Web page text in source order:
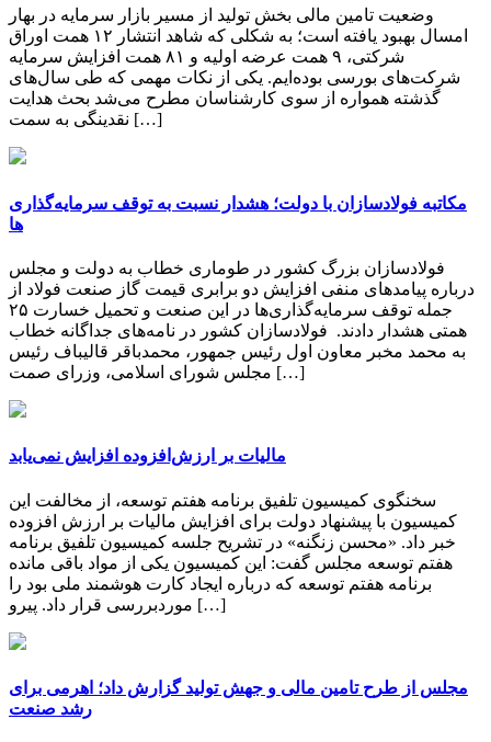
وضعیت تامین مالی بخش تولید از مسیر بازار سرمایه در بهار
امسال بهبود یافته است؛ به شکلی که شاهد انتشار ۱۲ همت اوراق
شرکتی، ۹ همت عرضه اولیه و ۸۱ همت افزایش سرمایه
شرکت‌های بورسی بوده‌ایم. یکی از نکات مهمی که طی سال‌های
گذشته همواره از سوی کارشناسان مطرح می‌شد بحث هدایت
نقدینگی به سمت […]
مکاتبه فولادسازان با دولت؛ هشدار نسبت به توقف سرمایه‌گذاری‌
ها
فولادسازان بزرگ کشور در طوماری خطاب به دولت و مجلس
درباره پیامدهای منفی افزایش دو برابری قیمت گاز صنعت فولاد از
جمله توقف سرمایه‌گذاری‌ها در این صنعت و تحمیل خسارت ۲۵
همتی هشدار دادند. فولادسازان کشور در نامه‌های جداگانه خطاب
به محمد مخبر معاون اول رئیس جمهور، محمدباقر قالیباف رئیس
مجلس شورای اسلامی، وزرای صمت […]
مالیات بر ارزش‌افزوده افزایش نمی‌یابد
سخنگوی کمیسیون تلفیق برنامه هفتم توسعه، از مخالفت این
کمیسیون با پیشنهاد دولت برای افزایش مالیات بر ارزش افزوده
خبر داد. «محسن زنگنه» در تشریح جلسه کمیسیون تلفیق برنامه
هفتم توسعه مجلس گفت: این کمیسیون یکی از مواد باقی مانده
برنامه هفتم توسعه که درباره ایجاد کارت هوشمند ملی بود را
موردبررسی قرار داد. پیرو […]
مجلس از طرح تامین مالی و جهش تولید گزارش داد؛ اهرمی برای
رشد صنعت